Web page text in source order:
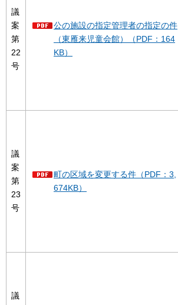
議
案
第
22
号
公の施設の指定管理者の指定の件
（東雁来児童会館）（PDF：164
KB）
議
案
第
23
号
町の区域を変更する件（PDF：3,
674KB）
議